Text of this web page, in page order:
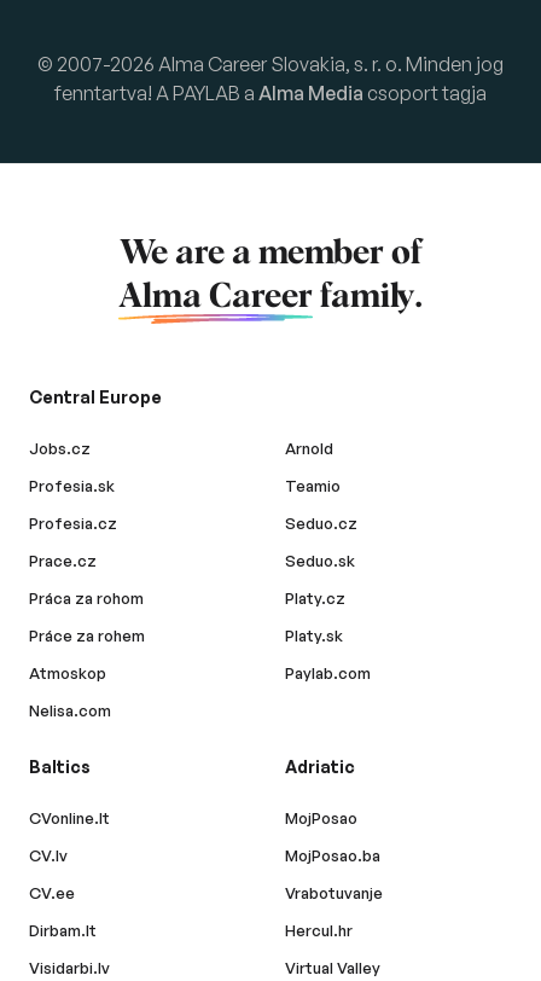
© 2007-2026 Alma Career Slovakia, s. r. o. Minden jog
fenntartva! A PAYLAB a Alma Media csoport tagja
We are a member of
Alma Career family.
Central Europe
Jobs.cz
Profesia.sk
Profesia.cz
Prace.cz
Práca za rohom
Práce za rohem
Atmoskop
Nelisa.com
Arnold
Teamio
Seduo.cz
Seduo.sk
Platy.cz
Platy.sk
Paylab.com
Baltics
CVonline.lt
CV.lv
CV.ee
Dirbam.lt
Visidarbi.lv
Adriatic
MojPosao
MojPosao.ba
Vrabotuvanje
Hercul.hr
Virtual Valley